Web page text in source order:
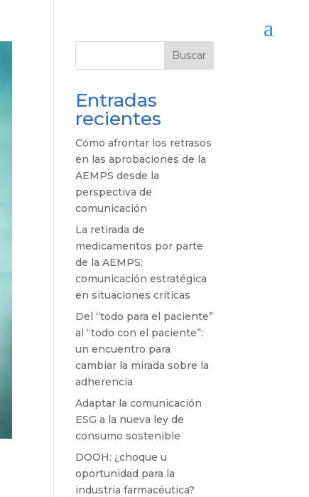
Buscar
Entradas
recientes
Cómo afrontar los retrasos
en las aprobaciones de la
AEMPS desde la
perspectiva de
comunicación
La retirada de
medicamentos por parte
de la AEMPS:
comunicación estratégica
en situaciones críticas
Del “todo para el paciente”
al “todo con el paciente”:
un encuentro para
cambiar la mirada sobre la
adherencia
Adaptar la comunicación
ESG a la nueva ley de
consumo sostenible
DOOH: ¿choque u
oportunidad para la
industria farmacéutica?